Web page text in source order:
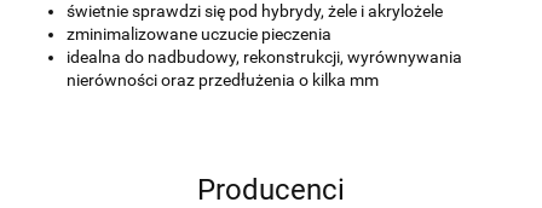
świetnie sprawdzi się pod hybrydy, żele i akrylożele
zminimalizowane uczucie pieczenia
idealna do nadbudowy, rekonstrukcji, wyrównywania
nierówności oraz przedłużenia o kilka mm
Producenci